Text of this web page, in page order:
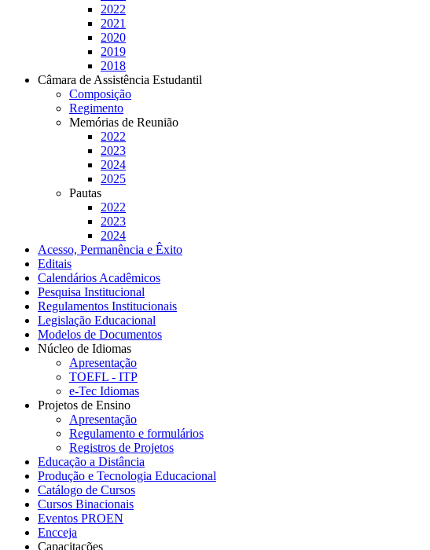
2022
2021
2020
2019
2018
Câmara de Assistência Estudantil
Composição
Regimento
Memórias de Reunião
2022
2023
2024
2025
Pautas
2022
2023
2024
Acesso, Permanência e Êxito
Editais
Calendários Acadêmicos
Pesquisa Institucional
Regulamentos Institucionais
Legislação Educacional
Modelos de Documentos
Núcleo de Idiomas
Apresentação
TOEFL - ITP
e-Tec Idiomas
Projetos de Ensino
Apresentação
Regulamento e formulários
Registros de Projetos
Educação a Distância
Produção e Tecnologia Educacional
Catálogo de Cursos
Cursos Binacionais
Eventos PROEN
Encceja
Capacitações